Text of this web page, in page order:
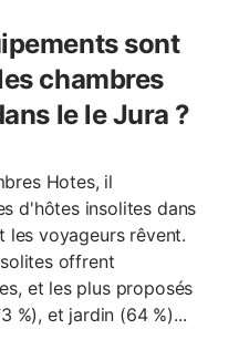
sont
chambres
le le Jura ?
Hotes, il
d'hôtes insolites dans
les voyageurs rêvent.
offrent
et les plus proposés
%), et jardin (64 %)...